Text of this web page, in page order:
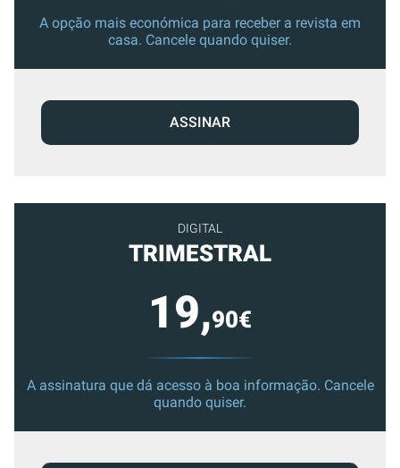
A opção mais económica para receber a revista em
casa. Cancele quando quiser.
ASSINAR
DIGITAL
TRIMESTRAL
19,90€
A assinatura que dá acesso à boa informação. Cancele
quando quiser.